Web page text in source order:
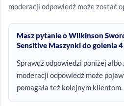
moderacji odpowiedź może zostać
Masz pytanie o Wilkinson
Sensitive Maszynki do golenia
Sprawdź odpowiedzi poniżej albo
moderacji odpowiedź może
pomagała też kolejnym klientom.